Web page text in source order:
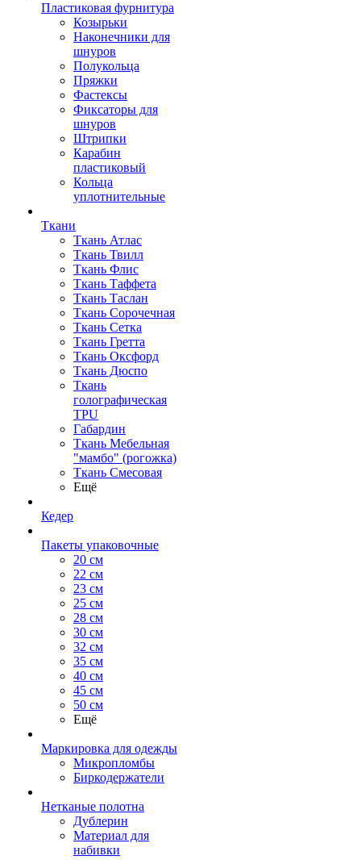
Пластиковая фурнитура
Козырьки
Наконечники для
шнуров
Полукольца
Пряжки
Фастексы
Фиксаторы для
шнуров
Штрипки
Карабин
пластиковый
Кольца
уплотнительные
Ткани
Ткань Атлас
Ткань Твилл
Ткань Флис
Ткань Таффета
Ткань Таслан
Ткань Сорочечная
Ткань Сетка
Ткань Гретта
Ткань Оксфорд
Ткань Дюспо
Ткань
голографическая
TPU
Габардин
Ткань Мебельная
"мамбо" (рогожка)
Ткань Смесовая
Ещё
Кедер
Пакеты упаковочные
20 см
22 см
23 см
25 см
28 см
30 см
32 см
35 см
40 см
45 см
50 см
Ещё
Маркировка для одежды
Микропломбы
Биркодержатели
Нетканые полотна
Дублерин
Материал для
набивки